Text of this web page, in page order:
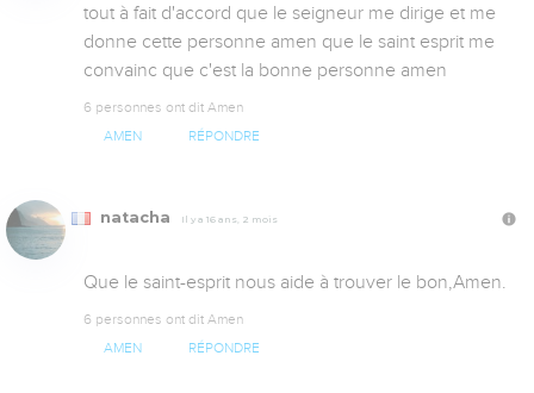
tout à fait d'accord que le seigneur me dirige et me
donne cette personne amen que le saint esprit me
convainc que c'est la bonne personne amen
6 personnes ont dit Amen
AMEN RÉPONDRE
natacha Il y a 16 ans, 2 mois
Que le saint-esprit nous aide à trouver le bon,Amen.
6 personnes ont dit Amen
AMEN RÉPONDRE